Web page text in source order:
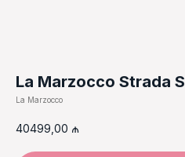
La Marzocco Strada S
La Marzocco
40499,00 ₼